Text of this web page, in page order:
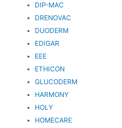
DIP-MAC
DRENOVAC
DUODERM
EDIGAR
EEE
ETHICON
GLUCODERM
HARMONY
HOLY
HOMECARE